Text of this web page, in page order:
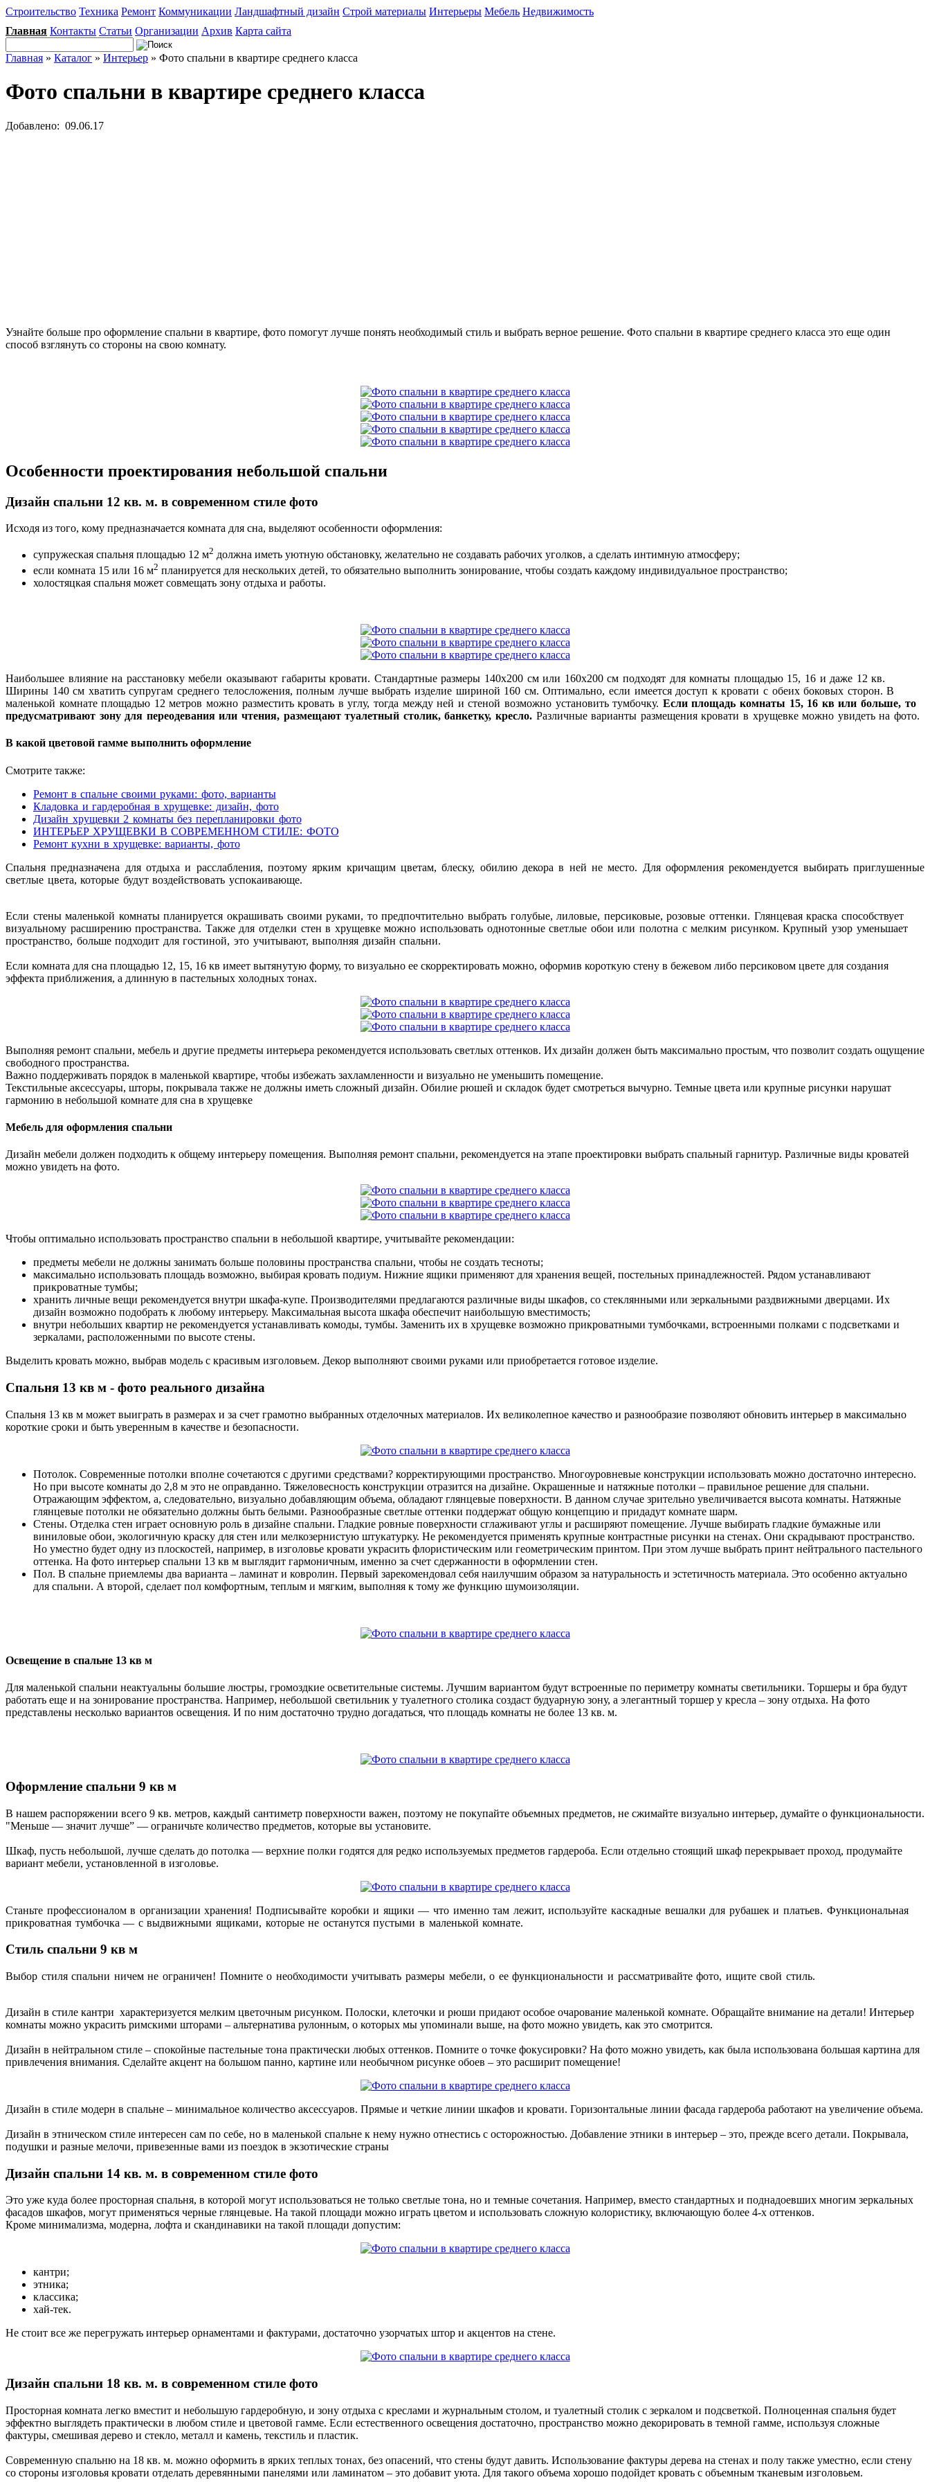
Строительство Техника Ремонт Коммуникации Ландшафтный дизайн Строй материалы Интерьеры Мебель Недвижимость
Главная Контакты Статьи Организации Архив Карта сайта
Главная » Каталог » Интерьер » Фото спальни в квартире среднего класса
Фото спальни в квартире среднего класса
Добавлено: 09.06.17
Узнайте больше про оформление спальни в квартире, фото помогут лучше понять необходимый стиль и выбрать верное решение. Фото спальни в квартире среднего класса это еще один
способ взглянуть со стороны на свою комнату.
Особенности проектирования небольшой спальни
Дизайн спальни 12 кв. м. в современном стиле фото
Исходя из того, кому предназначается комната для сна, выделяют особенности оформления:
супружеская спальня площадью 12 м2 должна иметь уютную обстановку, желательно не создавать рабочих уголков, а сделать интимную атмосферу;
если комната 15 или 16 м2 планируется для нескольких детей, то обязательно выполнить зонирование, чтобы создать каждому индивидуальное пространство;
холостяцкая спальня может совмещать зону отдыха и работы.
Наибольшее влияние на расстановку мебели оказывают габариты кровати. Стандартные размеры 140х200 см или 160х200 см подходят для комнаты площадью 15, 16 и даже 12 кв.
Ширины 140 см хватить супругам среднего телосложения, полным лучше выбрать изделие шириной 160 см. Оптимально, если имеется доступ к кровати с обеих боковых сторон. В
маленькой комнате площадью 12 метров можно разместить кровать в углу, тогда между ней и стеной возможно установить тумбочку. Если площадь комнаты 15, 16 кв или больше, то
предусматривают зону для переодевания или чтения, размещают туалетный столик, банкетку, кресло. Различные варианты размещения кровати в хрущевке можно увидеть на фото.
В какой цветовой гамме выполнить оформление
Смотрите также:
Ремонт в спальне своими руками: фото, варианты
Кладовка и гардеробная в хрущевке: дизайн, фото
Дизайн хрущевки 2 комнаты без перепланировки фото
ИНТЕРЬЕР ХРУЩЕВКИ В СОВРЕМЕННОМ СТИЛЕ: ФОТО
Ремонт кухни в хрущевке: варианты, фото
Спальня предназначена для отдыха и расслабления, поэтому ярким кричащим цветам, блеску, обилию декора в ней не место. Для оформления рекомендуется выбирать приглушенные
светлые цвета, которые будут воздействовать успокаивающе.
Если стены маленькой комнаты планируется окрашивать своими руками, то предпочтительно выбрать голубые, лиловые, персиковые, розовые оттенки. Глянцевая краска способствует
визуальному расширению пространства. Также для отделки стен в хрущевке можно использовать однотонные светлые обои или полотна с мелким рисунком. Крупный узор уменьшает
пространство, больше подходит для гостиной, это учитывают, выполняя дизайн спальни.
Если комната для сна площадью 12, 15, 16 кв имеет вытянутую форму, то визуально ее скорректировать можно, оформив короткую стену в бежевом либо персиковом цвете для создания
эффекта приближения, а длинную в пастельных холодных тонах.
Выполняя ремонт спальни, мебель и другие предметы интерьера рекомендуется использовать светлых оттенков. Их дизайн должен быть максимально простым, что позволит создать ощущение
свободного пространства.
Важно поддерживать порядок в маленькой квартире, чтобы избежать захламленности и визуально не уменьшить помещение.
Текстильные аксессуары, шторы, покрывала также не должны иметь сложный дизайн. Обилие рюшей и складок будет смотреться вычурно. Темные цвета или крупные рисунки нарушат
гармонию в небольшой комнате для сна в хрущевке
Мебель для оформления спальни
Дизайн мебели должен подходить к общему интерьеру помещения. Выполняя ремонт спальни, рекомендуется на этапе проектировки выбрать спальный гарнитур. Различные виды кроватей
можно увидеть на фото.
Чтобы оптимально использовать пространство спальни в небольшой квартире, учитывайте рекомендации:
предметы мебели не должны занимать больше половины пространства спальни, чтобы не создать тесноты;
максимально использовать площадь возможно, выбирая кровать подиум. Нижние ящики применяют для хранения вещей, постельных принадлежностей. Рядом устанавливают
прикроватные тумбы;
хранить личные вещи рекомендуется внутри шкафа-купе. Производителями предлагаются различные виды шкафов, со стеклянными или зеркальными раздвижными дверцами. Их
дизайн возможно подобрать к любому интерьеру. Максимальная высота шкафа обеспечит наибольшую вместимость;
внутри небольших квартир не рекомендуется устанавливать комоды, тумбы. Заменить их в хрущевке возможно прикроватными тумбочками, встроенными полками с подсветками и
зеркалами, расположенными по высоте стены.
Выделить кровать можно, выбрав модель с красивым изголовьем. Декор выполняют своими руками или приобретается готовое изделие.
Спальня 13 кв м - фото реального дизайна
Спальня 13 кв м может выиграть в размерах и за счет грамотно выбранных отделочных материалов. Их великолепное качество и разнообразие позволяют обновить интерьер в максимально
короткие сроки и быть уверенным в качестве и безопасности.
Потолок. Современные потолки вполне сочетаются с другими средствами? корректирующими пространство. Многоуровневые конструкции использовать можно достаточно интересно.
Но при высоте комнаты до 2,8 м это не оправданно. Тяжеловесность конструкции отразится на дизайне. Окрашенные и натяжные потолки – правильное решение для спальни.
Отражающим эффектом, а, следовательно, визуально добавляющим объема, обладают глянцевые поверхности. В данном случае зрительно увеличивается высота комнаты. Натяжные
глянцевые потолки не обязательно должны быть белыми. Разнообразные светлые оттенки поддержат общую концепцию и придадут комнате шарм.
Стены. Отделка стен играет основную роль в дизайне спальни. Гладкие ровные поверхности сглаживают углы и расширяют помещение. Лучше выбирать гладкие бумажные или
виниловые обои, экологичную краску для стен или мелкозернистую штукатурку. Не рекомендуется применять крупные контрастные рисунки на стенах. Они скрадывают пространство.
Но уместно будет одну из плоскостей, например, в изголовье кровати украсить флористическим или геометрическим принтом. При этом лучше выбрать принт нейтрального пастельного
оттенка. На фото интерьер спальни 13 кв м выглядит гармоничным, именно за счет сдержанности в оформлении стен.
Пол. В спальне приемлемы два варианта – ламинат и ковролин. Первый зарекомендовал себя наилучшим образом за натуральность и эстетичность материала. Это особенно актуально
для спальни. А второй, сделает пол комфортным, теплым и мягким, выполняя к тому же функцию шумоизоляции.
Освещение в спальне 13 кв м
Для маленькой спальни неактуальны большие люстры, громоздкие осветительные системы. Лучшим вариантом будут встроенные по периметру комнаты светильники. Торшеры и бра будут
работать еще и на зонирование пространства. Например, небольшой светильник у туалетного столика создаст будуарную зону, а элегантный торшер у кресла – зону отдыха. На фото
представлены несколько вариантов освещения. И по ним достаточно трудно догадаться, что площадь комнаты не более 13 кв. м.
Оформление спальни 9 кв м
В нашем распоряжении всего 9 кв. метров, каждый сантиметр поверхности важен, поэтому не покупайте объемных предметов, не сжимайте визуально интерьер, думайте о функциональности.
"Меньше — значит лучше” — ограничьте количество предметов, которые вы установите.
Шкаф, пусть небольшой, лучше сделать до потолка — верхние полки годятся для редко используемых предметов гардероба. Если отдельно стоящий шкаф перекрывает проход, продумайте
вариант мебели, установленной в изголовье.
Станьте профессионалом в организации хранения! Подписывайте коробки и ящики — что именно там лежит, используйте каскадные вешалки для рубашек и платьев. Функциональная
прикроватная тумбочка — с выдвижными ящиками, которые не останутся пустыми в маленькой комнате.
Стиль спальни 9 кв м
Выбор стиля спальни ничем не ограничен! Помните о необходимости учитывать размеры мебели, о ее функциональности и рассматривайте фото, ищите свой стиль.
Дизайн в стиле кантри характеризуется мелким цветочным рисунком. Полоски, клеточки и рюши придают особое очарование маленькой комнате. Обращайте внимание на детали! Интерьер
комнаты можно украсить римскими шторами – альтернатива рулонным, о которых мы упоминали выше, на фото можно увидеть, как это смотрится.
Дизайн в нейтральном стиле – спокойные пастельные тона практически любых оттенков. Помните о точке фокусировки? На фото можно увидеть, как была использована большая картина для
привлечения внимания. Сделайте акцент на большом панно, картине или необычном рисунке обоев – это расширит помещение!
Дизайн в стиле модерн в спальне – минимальное количество аксессуаров. Прямые и четкие линии шкафов и кровати. Горизонтальные линии фасада гардероба работают на увеличение объема.
Дизайн в этническом стиле интересен сам по себе, но в маленькой спальне к нему нужно отнестись с осторожностью. Добавление этники в интерьер – это, прежде всего детали. Покрывала,
подушки и разные мелочи, привезенные вами из поездок в экзотические страны
Дизайн спальни 14 кв. м. в современном стиле фото
Это уже куда более просторная спальня, в которой могут использоваться не только светлые тона, но и темные сочетания. Например, вместо стандартных и поднадоевших многим зеркальных
фасадов шкафов, могут применяться черные глянцевые. На такой площади можно играть цветом и использовать сложную колористику, включающую более 4-х оттенков.
Кроме минимализма, модерна, лофта и скандинавики на такой площади допустим:
кантри;
этника;
классика;
хай-тек.
Не стоит все же перегружать интерьер орнаментами и фактурами, достаточно узорчатых штор и акцентов на стене.
Дизайн спальни 18 кв. м. в современном стиле фото
Просторная комната легко вместит и небольшую гардеробную, и зону отдыха с креслами и журнальным столом, и туалетный столик с зеркалом и подсветкой. Полноценная спальня будет
эффектно выглядеть практически в любом стиле и цветовой гамме. Если естественного освещения достаточно, пространство можно декорировать в темной гамме, используя сложные
фактуры, смешивая дерево и стекло, металл и камень, текстиль и пластик.
Современную спальню на 18 кв. м. можно оформить в ярких теплых тонах, без опасений, что стены будут давить. Использование фактуры дерева на стенах и полу также уместно, если стену
со стороны изголовья кровати отделать деревянными панелями или ламинатом – это добавит уюта. Для такого объема хорошо подойдет кровать с объемным тканевым изголовьем.